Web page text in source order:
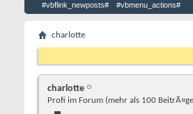
#vbflink_newposts# #vbmenu_actions#
charlotte
charlotte
Profi im Forum (mehr als 100